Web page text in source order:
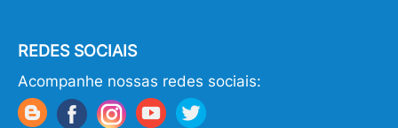
REDES SOCIAIS
Acompanhe nossas redes sociais: